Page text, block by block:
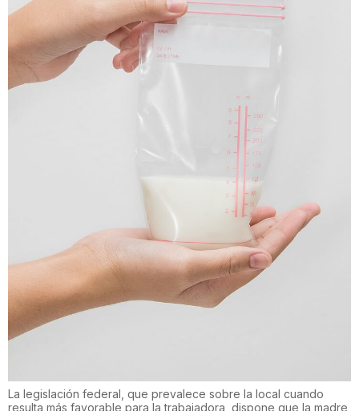
La legislación federal, que prevalece sobre la local cuando
resulta más favorable para la trabajadora, dispone que la madre